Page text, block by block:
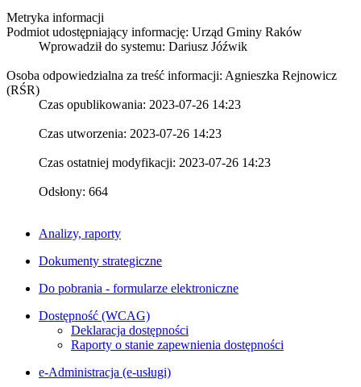
Metryka informacji
Podmiot udostępniający informację: Urząd Gminy Raków
Wprowadził do systemu: Dariusz Jóźwik
Osoba odpowiedzialna za treść informacji: Agnieszka Rejnowicz
(RŚR)
Czas opublikowania: 2023-07-26 14:23
Czas utworzenia: 2023-07-26 14:23
Czas ostatniej modyfikacji: 2023-07-26 14:23
Odsłony: 664
Analizy, raporty
Dokumenty strategiczne
Do pobrania - formularze elektroniczne
Dostępność (WCAG)
Deklaracja dostępności
Raporty o stanie zapewnienia dostępności
e-Administracja (e-usługi)